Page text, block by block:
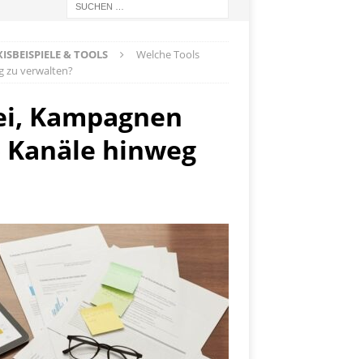
& TOOLS
Welche Tools
zu verwalten?
Kampagnen
hinweg